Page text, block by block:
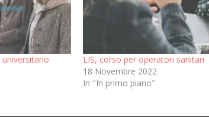
universitario
LIS, corso per operatori sanitari
18 Novembre 2022
In "In primo piano"